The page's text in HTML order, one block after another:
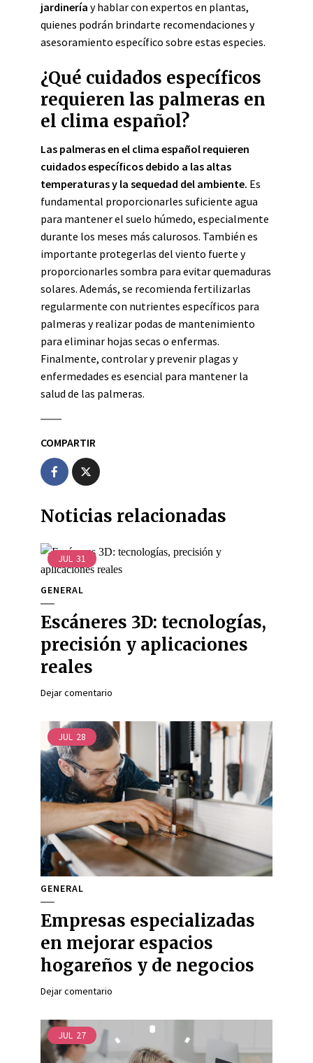
jardinería y hablar con expertos en plantas,
quienes podrán brindarte recomendaciones y
asesoramiento específico sobre estas especies.
¿Qué cuidados específicos
requieren las palmeras en
el clima español?
Las palmeras en el clima español requieren
cuidados específicos debido a las altas
temperaturas y la sequedad del ambiente. Es
fundamental proporcionarles suficiente agua
para mantener el suelo húmedo, especialmente
durante los meses más calurosos. También es
importante protegerlas del viento fuerte y
proporcionarles sombra para evitar quemaduras
solares. Además, se recomienda fertilizarlas
regularmente con nutrientes específicos para
palmeras y realizar podas de mantenimiento
para eliminar hojas secas o enfermas.
Finalmente, controlar y prevenir plagas y
enfermedades es esencial para mantener la
salud de las palmeras.
COMPARTIR
Noticias relacionadas
JUL 31
GENERAL
Escáneres 3D: tecnologías,
precisión y aplicaciones
reales
Dejar comentario
JUL 28
GENERAL
Empresas especializadas
en mejorar espacios
hogareños y de negocios
Dejar comentario
JUL 27